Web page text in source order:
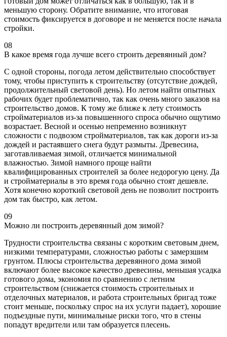
меньшую сторону. Обратите внимание, что итоговая
стоимость фиксируется в договоре и не меняется после начала
стройки.
08
В какое время года лучше всего строить деревянный дом?
С одной стороны, погода летом действительно способствует
тому, чтобы приступить к строительству (отсутствие дождей,
продолжительный световой день). Но летом найти опытных
рабочих будет проблематично, так как очень много заказов на
строительство домов. К тому же ближе к лету стоимость
стройматериалов из-за повышенного спроса обычно ощутимо
возрастает. Весной и осенью непременно возникнут
сложности с подвозом стройматериалов, так как дороги из-за
дождей и растаявшего снега будут размыты. Древесина,
заготавливаемая зимой, отличается минимальной
влажностью. Зимой намного проще найти
квалифицированных строителей за более недорогую цену. Да
и стройматериалы в это время года обычно стоят дешевле.
Хотя конечно короткий световой день не позволит построить
дом так быстро, как летом.
09
Можно ли построить деревянный дом зимой?
Трудности строительства связаны с коротким световым днем,
низкими температурами, сложностью работы с замерзшим
грунтом. Плюсы строительства деревянного дома зимой
включают более высокое качество древесины, меньшая усадка
готового дома, экономия по сравнению с летним
строительством (снижается стоимость строительных и
отделочных материалов, и работа строительных бригад тоже
стоит меньше, поскольку спрос на их услуги падает), хорошие
подъездные пути, минимальные риски того, что в стены
попадут вредители или там образуется плесень.